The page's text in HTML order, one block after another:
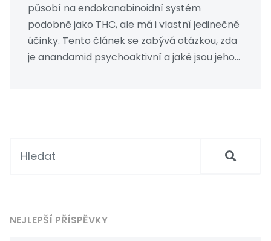
působí na endokanabinoidní systém
podobně jako THC, ale má i vlastní jedinečné
účinky. Tento článek se zabývá otázkou, zda
je anandamid psychoaktivní a jaké jsou jeho
NEJLEPŠÍ PŘÍSPĚVKY